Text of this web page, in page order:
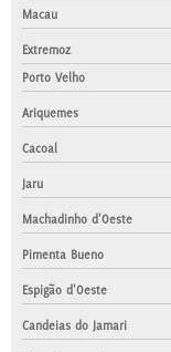
Macau
Extremoz
Porto Velho
Ariquemes
Cacoal
Jaru
Machadinho d'Oeste
Pimenta Bueno
Espigão d'Oeste
Candeias do Jamari